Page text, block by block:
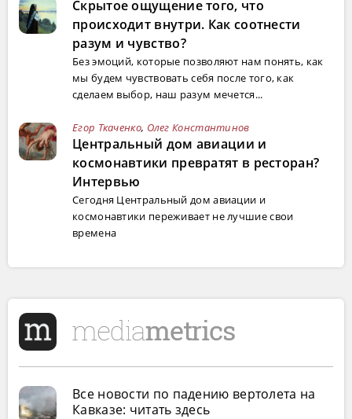
Скрытое ощущение того, что
происходит внутри. Как соотнести
разум и чувство?
Без эмоций, которые позволяют нам понять, как
мы будем чувствовать себя после того, как
сделаем выбор, наш разум мечется...
Егор Ткаченко, Олег Константинов
Центральный дом авиации и
космонавтики превратят в ресторан?
Интервью
Сегодня Центральный дом авиации и
космонавтики переживает не лучшие свои
времена
Все новости по падению вертолета на
Кавказе: читать здесь